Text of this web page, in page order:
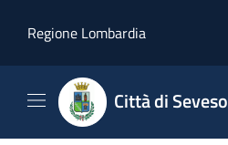
Regione Lombardia
Città di Seveso